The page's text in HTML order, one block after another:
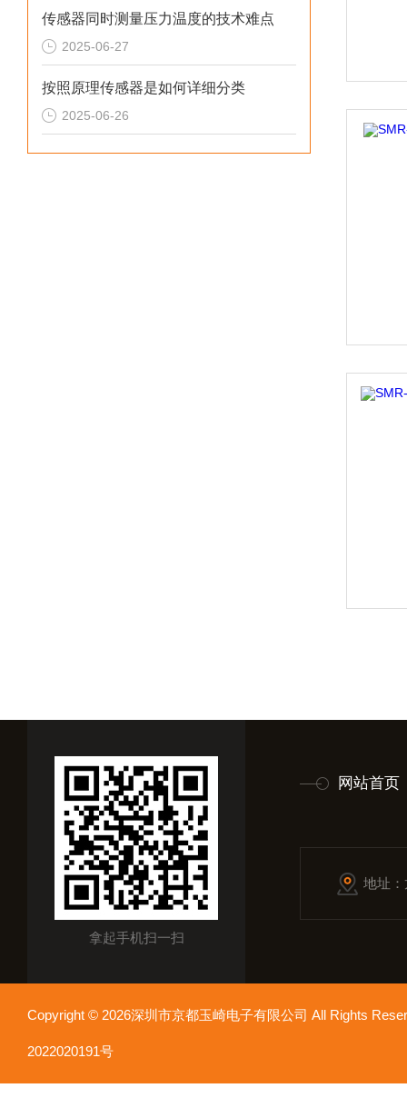
传感器同时测量压力温度的技术难点
2025-06-27
按照原理传感器是如何详细分类
2025-06-26
拿起手机扫一扫
网站首页
地址
Copyright © 2026深圳市京都玉崎电子有限公司 All Rights
2022020191号